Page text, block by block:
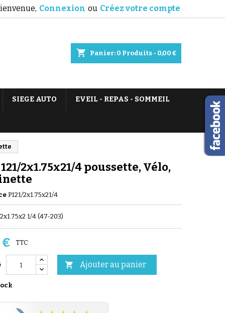
Connexion ou Créez votre compte
shopping_cart Panier: 0 Produits - 0,00 €
SIEGE AUTO EVEIL - REPAS - SOMMEIL
2x1.75x21/4 poussette, Vélo,
P121/2x1.75x21/4
1/4 (47-203)
€ TTC
 Ajouter au panier